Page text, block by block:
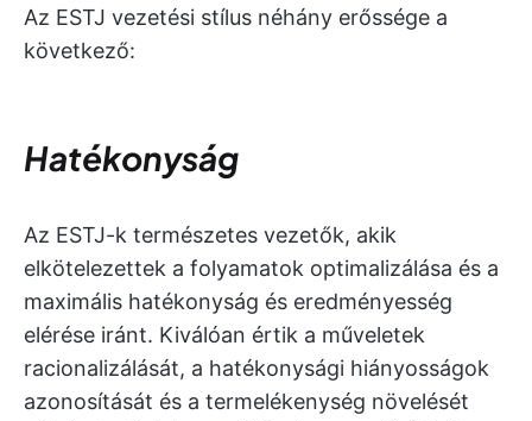
Az ESTJ vezetési stílus néhány erőssége a
következő:
Hatékonyság
Az ESTJ-k természetes vezetők, akik
elkötelezettek a folyamatok optimalizálása és a
maximális hatékonyság és eredményesség
elérése iránt. Kiválóan értik a műveletek
racionalizálását, a hatékonysági hiányosságok
azonosítását és a termelékenység növelését